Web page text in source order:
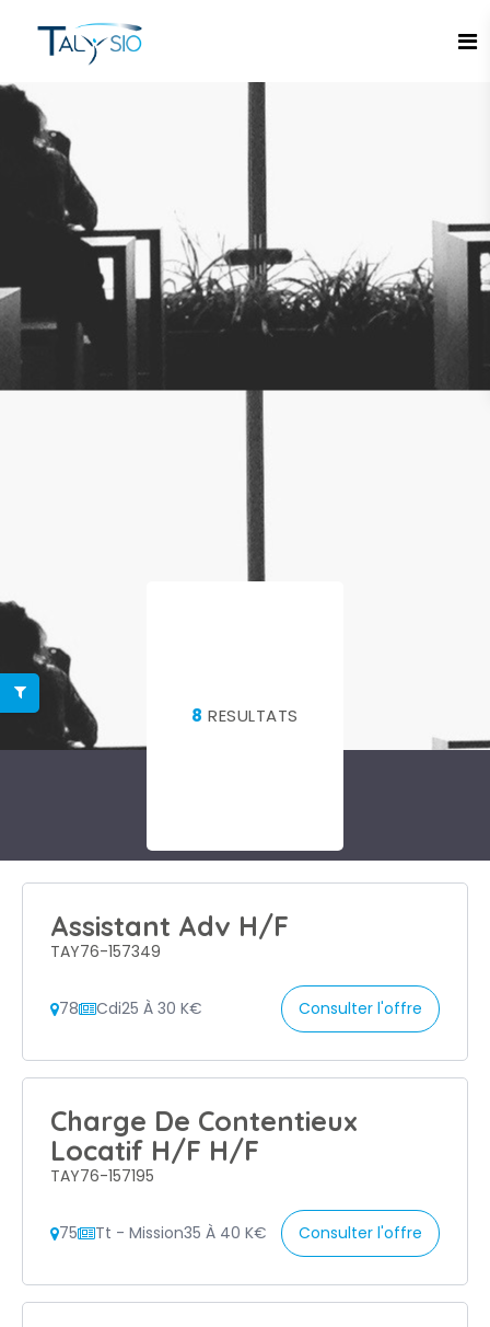
S'inscrire ici
Se souvenir de moi
8 RESULTATS
Assistant Adv H/F
TAY76-157349
78 Cdi25 À 30 K€ Consulter l'offre
Charge De Contentieux
Locatif H/F H/F
TAY76-157195
75 Tt - Mission35 À 40 K€ Consulter l'offre